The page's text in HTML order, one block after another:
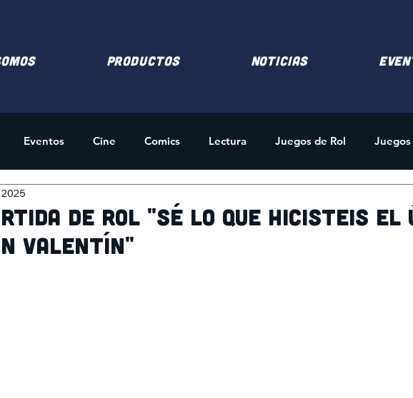
PRODUCTOS NOTICIAS
Eventos Cine Comics Lectura Juegos de Rol
de rol "Sé lo que hicisteis el
Valentín"